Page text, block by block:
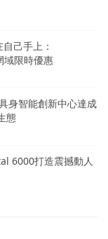
己手上：
域限時優惠
身智能創新中心達成
態
6000打造震撼動人